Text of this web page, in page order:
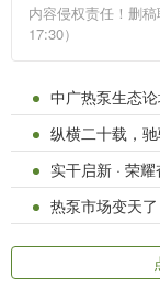
内容侵权责任！删
17:30）
中广热泵生态
纵横二十载，驰
实干启新 · 荣耀奋进 |
热泵市场变天